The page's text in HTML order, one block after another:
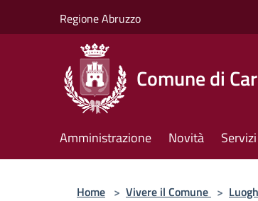
Regione Abruzzo
Comune di
Amministrazione Novità Servizi
Home > Vivere il Comune >